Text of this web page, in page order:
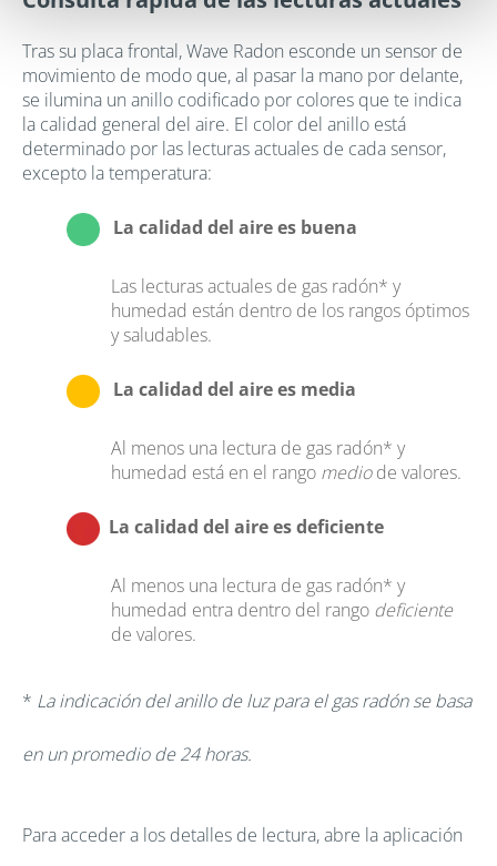
Tras su placa frontal, Wave Radon esconde un sensor de
movimiento de modo que, al pasar la mano por delante,
se ilumina un anillo codificado por colores que te indica
la calidad general del aire. El color del anillo está
determinado por las lecturas actuales de cada sensor,
excepto la temperatura:
La calidad del aire es buena
Las lecturas actuales de gas radón* y
humedad están dentro de los rangos óptimos
y saludables.
La calidad del aire es media
Al menos una lectura de gas radón* y
humedad está en el rango mediode valores.
La calidad del aire es deficiente
Al menos una lectura de gas radón* y
humedad entra dentro del rango deficiente
de valores.
* La indicación del anillo de luz para el gas radón se basa
en un promedio de 24 horas.
Para acceder a los detalles de lectura, abre la aplicación